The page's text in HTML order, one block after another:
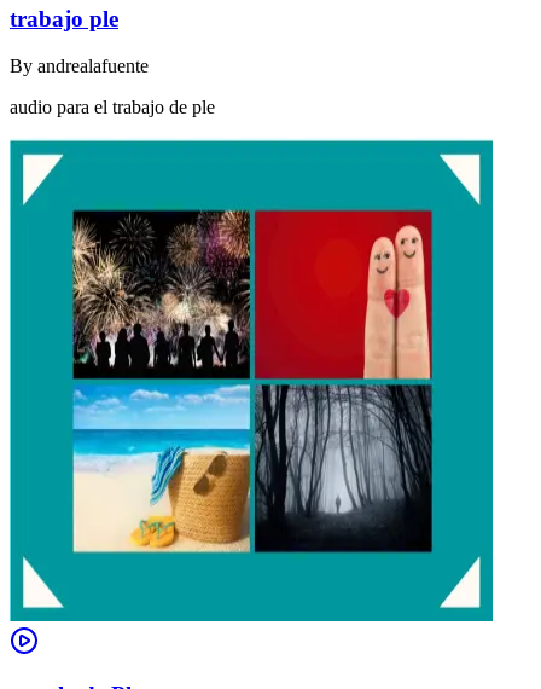
trabajo ple
By andrealafuente
audio para el trabajo de ple